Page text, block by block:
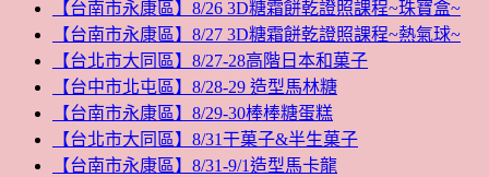
【台南市永康區】8/26 3D糖霜餅乾證照課程~珠寶盒~
【台南市永康區】8/27 3D糖霜餅乾證照課程~熱氣球~
【台北市大同區】8/27-28高階日本和菓子
【台中市北屯區】8/28-29 造型馬林糖
【台南市永康區】8/29-30棒棒糖蛋糕
【台北市大同區】8/31干菓子&半生菓子
【台南市永康區】8/31-9/1造型馬卡龍